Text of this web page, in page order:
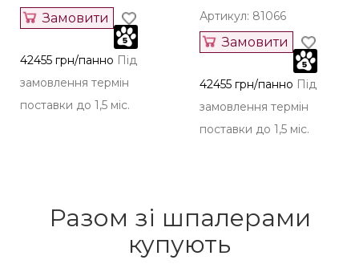
Замовити
42455 грн/панно Під
замовлення термін
поставки до 1,5 міс.
Артикул: 81066
Замовити
42455 грн/панно Під
замовлення термін
поставки до 1,5 міс.
Разом зі шпалерами
купують